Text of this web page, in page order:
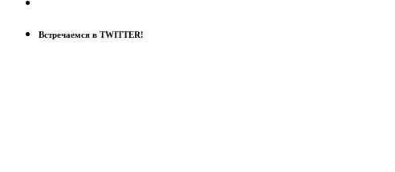
Встречаемся в TWITTER!